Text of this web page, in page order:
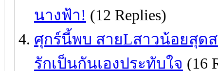
นางฟ้า! (12 Replies)
ศุกร์นี้พบ สายLสาวน้อยสุด
รักเป็นกันเองประทับใจ (16